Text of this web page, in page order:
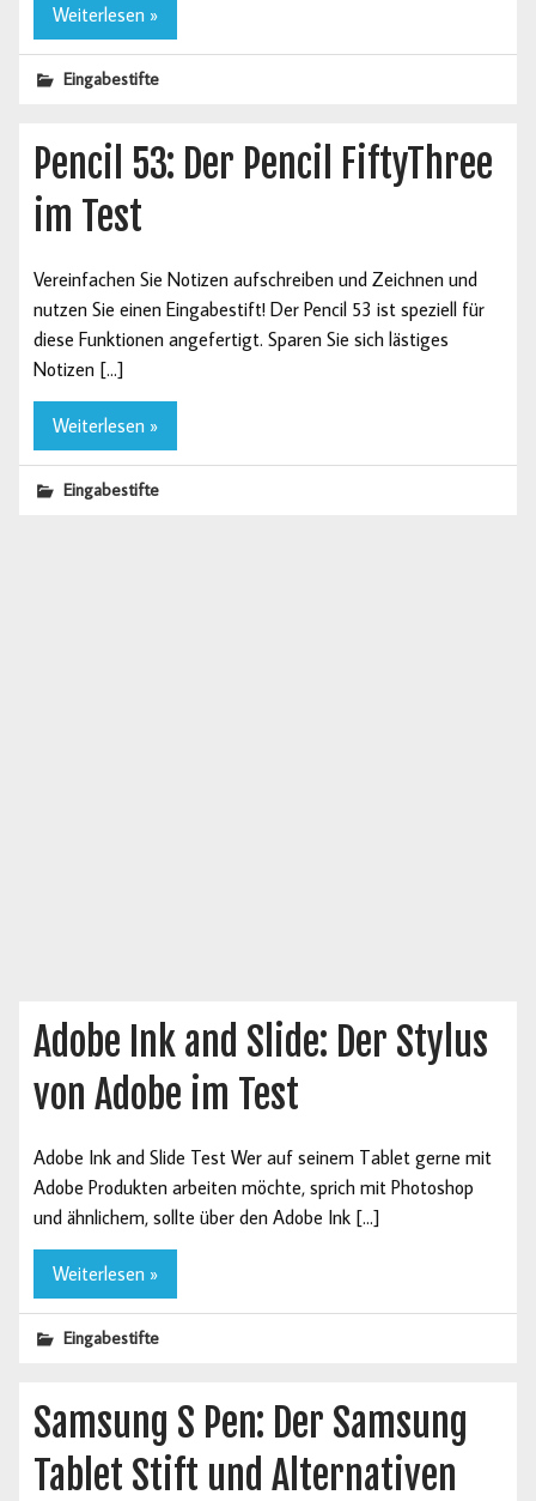
Weiterlesen »
Eingabestifte
Pencil 53: Der Pencil FiftyThree
im Test
Vereinfachen Sie Notizen aufschreiben und Zeichnen und
nutzen Sie einen Eingabestift! Der Pencil 53 ist speziell für
diese Funktionen angefertigt. Sparen Sie sich lästiges
Notizen […]
Weiterlesen »
Eingabestifte
Adobe Ink and Slide: Der Stylus
von Adobe im Test
Adobe Ink and Slide Test Wer auf seinem Tablet gerne mit
Adobe Produkten arbeiten möchte, sprich mit Photoshop
und ähnlichem, sollte über den Adobe Ink […]
Weiterlesen »
Eingabestifte
Samsung S Pen: Der Samsung
Tablet Stift und Alternativen